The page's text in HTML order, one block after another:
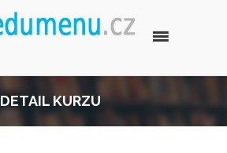
DETAIL KURZU